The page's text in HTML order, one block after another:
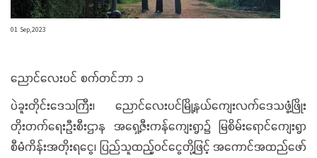
01 Sep,2023
ညောင်လေးပင် စက်တင်ဘာ ၁
ပဲခူးတိုင်းဒေသကြီး၊ ညောင်လေးပင်မြို့နယ်ကျေးလက်ဒေသဖွံ့ဖြိုး
တိုးတက်ရေးဦးစီးဌာန အရှေ့ဇီးကန်ကျေးရွာ၌ မြစိမ်းရောင်ကျေးရွာ
စီမံကိန်းအတိုးရငွေ၊ ပြည်သူထည့်ဝင်ငွေတို့ဖြင့် အကောင်အထည်ဖော်